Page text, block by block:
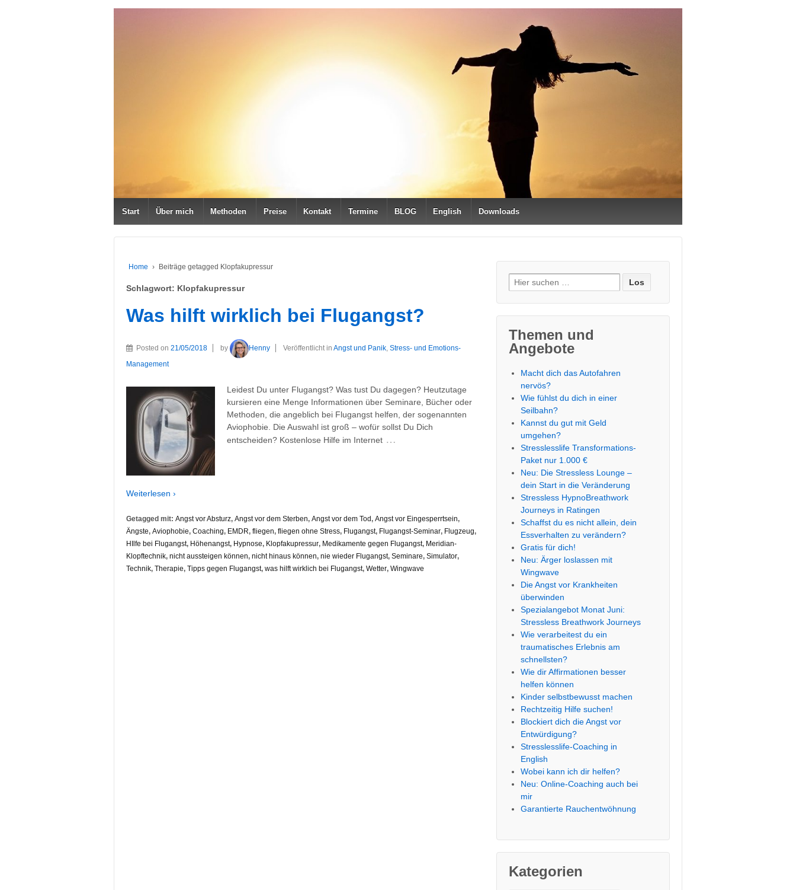
Start Über mich Methoden Preise Kontakt Termine BLOG English Downloads
Home › Beiträge getagged Klopfakupressur
Schlagwort: Klopfakupressur
Was hilft wirklich bei Flugangst?
Posted on 21/05/2018 by Henny Veröffentlicht in Angst und Panik Stress- und Emotions-
Management
Leidest Du unter Flugangst? Was tust Du dagegen? Heutzutage
kursieren eine Menge Informationen über Seminare, Bücher oder
Methoden, die angeblich bei Flugangst helfen, der sogenannten
Aviophobie. Die Auswahl ist groß – wofür sollst Du Dich
entscheiden? Kostenlose Hilfe im Internet …
Weiterlesen ›
Getagged mit: Angst vor Absturz, Angst vor dem Sterben, Angst vor dem Tod, Angst vor Eingesperrtsein,
Ängste, Aviophobie, Coaching, EMDR, fliegen, fliegen ohne Stress, Flugangst, Flugangst-Seminar, Flugzeug,
HIlfe bei Flugangst, Höhenangst, Hypnose, Klopfakupressur, Medikamente gegen Flugangst, Meridian-
Klopftechnik, nicht aussteigen können, nicht hinaus können, nie wieder Flugangst, Seminare, Simulator,
Technik, Therapie, Tipps gegen Flugangst, was hilft wirklich bei Flugangst, Wetter, Wingwave
Suche
nach:
Themen und
Angebote
Macht dich das Autofahren
nervös?
Wie fühlst du dich in einer
Seilbahn?
Kannst du gut mit Geld
umgehen?
Stresslesslife Transformations-
Paket nur 1.000 €
Neu: Die Stressless Lounge –
dein Start in die Veränderung
Stressless HypnoBreathwork
Journeys in Ratingen
Schaffst du es nicht allein, dein
Essverhalten zu verändern?
Gratis für dich!
Neu: Ärger loslassen mit
Wingwave
Die Angst vor Krankheiten
überwinden
Spezialangebot Monat Juni:
Stressless Breathwork Journeys
Wie verarbeitest du ein
traumatisches Erlebnis am
schnellsten?
Wie dir Affirmationen besser
helfen können
Kinder selbstbewusst machen
Rechtzeitig Hilfe suchen!
Blockiert dich die Angst vor
Entwürdigung?
Stresslesslife-Coaching in
English
Wobei kann ich dir helfen?
Neu: Online-Coaching auch bei
mir
Garantierte Rauchentwöhnung
Kategorien